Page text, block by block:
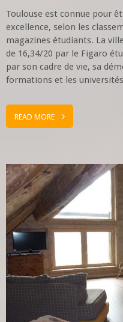
Toulouse est connue pour
excellence, selon les
magazines étudiants. La
de 16,34/20 par le Figaro
par son cadre de vie, sa
formations et les
READ MORE